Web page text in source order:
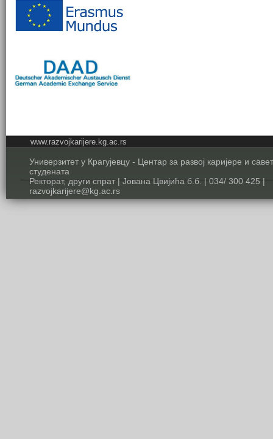
www.razvojkarijere.kg.ac.rs
Универзитет у Крагујевцу - Центар за развој каријере и
студената
Ректорат, други спрат | Јована Цвијића б.б. | 034/ 300 425 |
razvojkarijere@kg.ac.rs